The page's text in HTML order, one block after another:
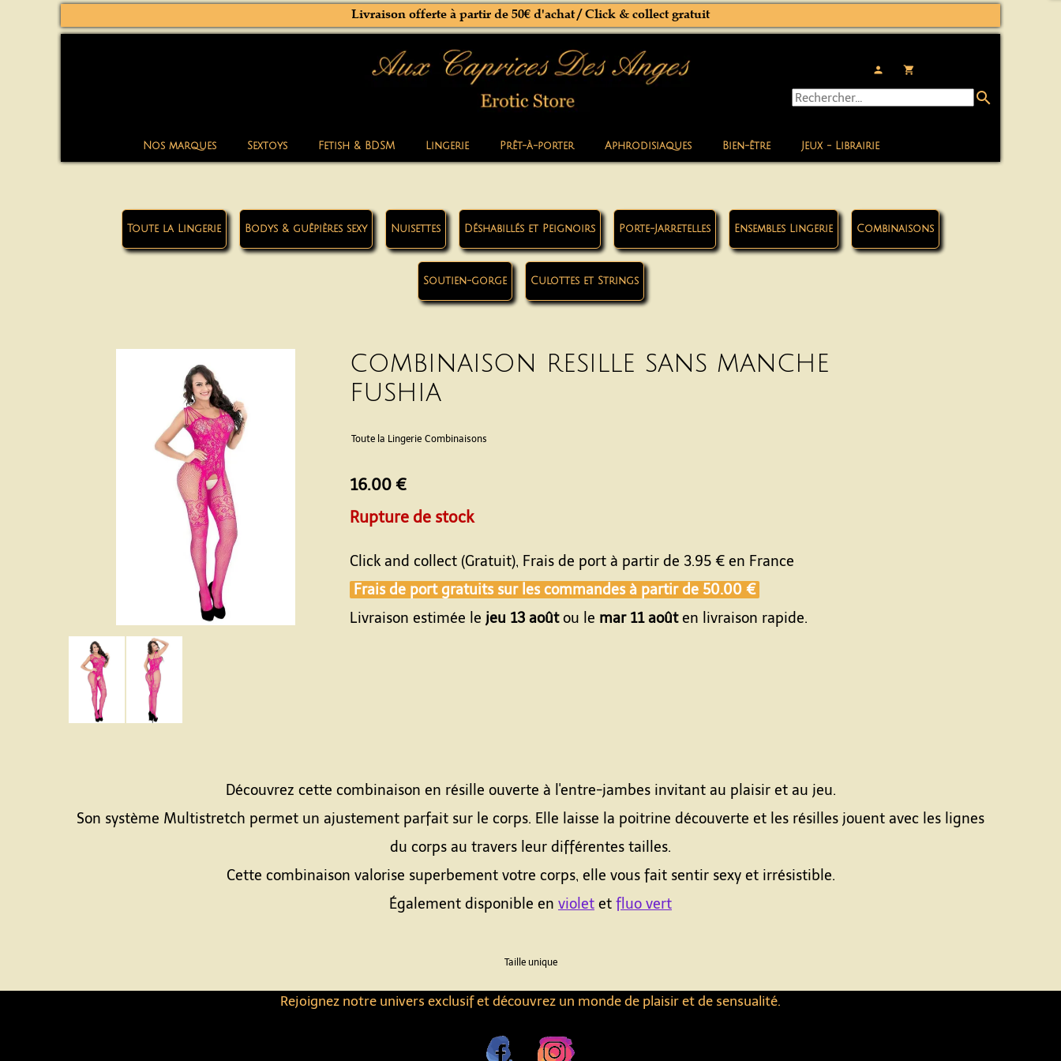
Nos marques Sextoys Fetish & BDSM Lingerie Prêt-à-porter Aphrodisiaques Bien-être Jeux - Librairie
person local_grocery_store
Livraison offerte à partir de 50€ d'achat / Click & collect gratuit
search
Rejoignez notre univers exclusif et découvrez un monde de plaisir et de sensualité.
Toute la Lingerie Bodys & guêpières sexy Nuisettes Déshabillés et Peignoirs Porte-Jarretelles Ensembles Lingerie Combinaisons
Soutien-gorge Culottes et Strings
combinaison resille sans manche
fushia
Toute la Lingerie Combinaisons
16.00 €
Rupture de stock
Click and collect (Gratuit), Frais de port à partir de 3.95 € en France
Frais de port gratuits sur les commandes à partir de 50.00 €
Livraison estimée le jeu 13 aoûtou le mar 11 aoûten livraison rapide.
Découvrez cette combinaison en résille ouverte à l'entre-jambes invitant au plaisir et au jeu.
Son système Multistretch permet un ajustement parfait sur le corps. Elle laisse la poitrine découverte et les résilles jouent avec les lignes
du corps au travers leur différentes tailles.
Cette combinaison valorise superbement votre corps, elle vous fait sentir sexy et irrésistible.
Également disponible en violet et fluo vert
Taille unique